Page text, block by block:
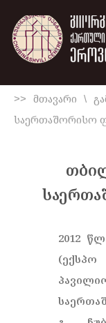
>> მთავარი \
საერთაშორისო
2012